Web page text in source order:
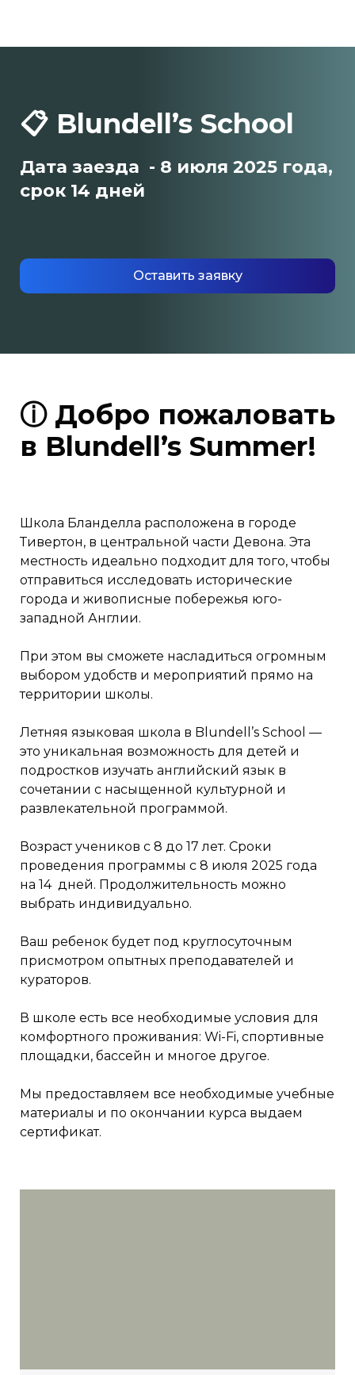
📋 Blundell’s School
Дата заезда - 8 июля 2025 года,
срок 14 дней
Оставить заявку
ⓘ Добро пожаловать
в Blundell’s Summer!
Школа Бланделла расположена в городе
Тивертон, в центральной части Девона. Эта
местность идеально подходит для того, чтобы
отправиться исследовать исторические
города и живописные побережья юго-
западной Англии.
При этом вы сможете насладиться огромным
выбором удобств и мероприятий прямо на
территории школы.
Летняя языковая школа в Blundell’s School —
это уникальная возможность для детей и
подростков изучать английский язык в
сочетании с насыщенной культурной и
развлекательной программой.
Возраст учеников с 8 до 17 лет. Сроки
проведения программы с 8 июля 2025 года
на 14 дней. Продолжительность можно
выбрать индивидуально.
Ваш ребенок будет под круглосуточным
присмотром опытных преподавателей и
кураторов.
В школе есть все необходимые условия для
комфортного проживания: Wi-Fi, спортивные
площадки, бассейн и многое другое.
Мы предоставляем все необходимые учебные
материалы и по окончании курса выдаем
сертификат.